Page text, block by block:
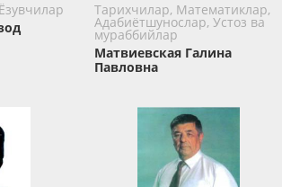
Тарихчилар, Математиклар,
Адабиётшунослар, Устоз ва
мураббийлар
Матвиевская Галина
Павловна